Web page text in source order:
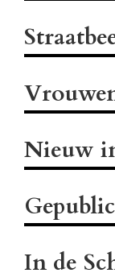
Nieuw
In de